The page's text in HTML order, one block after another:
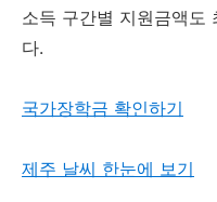
소득 구간별 지원금액도
다.
국가장학금 확인하기
제주 날씨 한눈에 보기